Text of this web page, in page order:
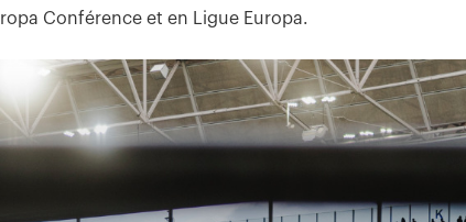
Conférence et en Ligue Europa.